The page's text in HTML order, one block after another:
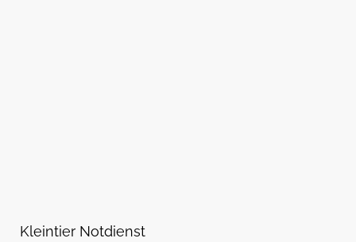
Kleintier Notdienst